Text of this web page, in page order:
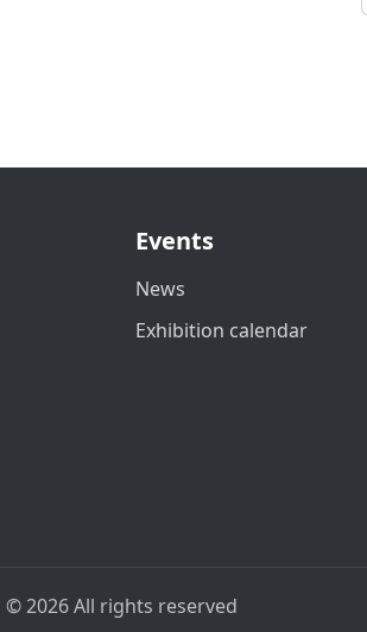
Events
News
Exhibition calendar
© 2026 All rights reserved